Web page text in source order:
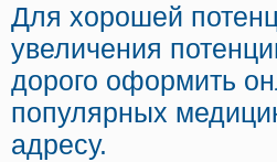
Для хорошей
увеличения
дорого оформить
популярных
адресу.